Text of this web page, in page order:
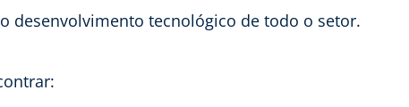
desenvolvimento tecnológico de todo o setor.